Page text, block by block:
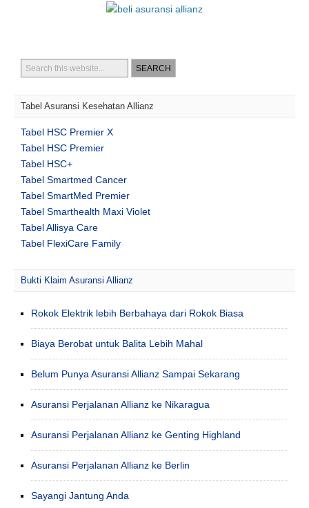
Tabel Asuransi Kesehatan Allianz
Tabel HSC Premier X
Tabel HSC Premier
Tabel HSC+
Tabel Smartmed Cancer
Tabel SmartMed Premier
Tabel Smarthealth Maxi Violet
Tabel Allisya Care
Tabel FlexiCare Family
Bukti Klaim Asuransi Allianz
Rokok Elektrik lebih Berbahaya dari Rokok Biasa
Biaya Berobat untuk Balita Lebih Mahal
Belum Punya Asuransi Allianz Sampai Sekarang
Asuransi Perjalanan Allianz ke Nikaragua
Asuransi Perjalanan Allianz ke Genting Highland
Asuransi Perjalanan Allianz ke Berlin
Sayangi Jantung Anda